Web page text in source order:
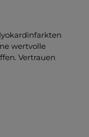
wertvolle
Vertrauen